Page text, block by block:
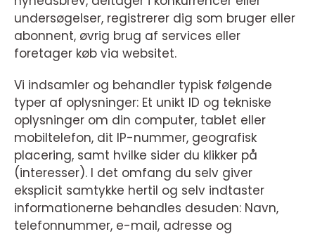
undersøgelser, registrerer dig som bruger eller
abonnent, øvrig brug af services eller
foretager køb via websitet.
Vi indsamler og behandler typisk følgende
typer af oplysninger: Et unikt ID og tekniske
oplysninger om din computer, tablet eller
mobiltelefon, dit IP-nummer, geografisk
placering, samt hvilke sider du klikker på
(interesser). I det omfang du selv giver
eksplicit samtykke hertil og selv indtaster
informationerne behandles desuden: Navn,
telefonnummer, e-mail, adresse og